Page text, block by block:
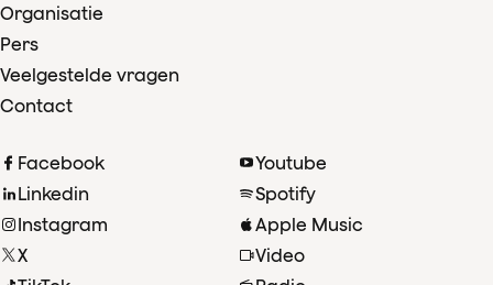
Organisatie
Pers
Veelgestelde vragen
Contact
Facebook
Linkedin
Instagram
X
Youtube
Spotify
Apple Music
Video